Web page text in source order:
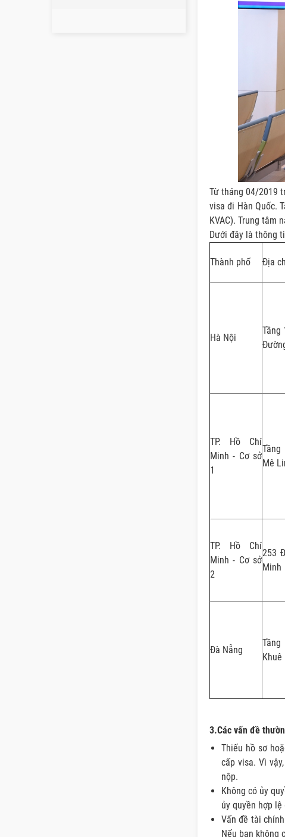
Từ tháng 04/2019
visa đi Hàn Quốc.
KVAC). Trung tâm
Dưới đây là thông
Thành phố Địa
Hà Nội
Tầng
TP. Hồ Chí
Minh - Cơ sở
1
Mê
TP. Hồ Chí
Minh - Cơ sở
2
253
Minh
Đà Nẵng
Tầng
Khuê
3.Các vấn đề
Thiếu hồ sơ
cấp visa. Vì
nộp.
Không có ủy
ủy quyền hợp
Vấn đề tài
Nếu bạn không